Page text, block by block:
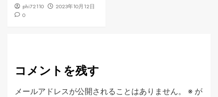
phi72110
2023年10月12日
0
コメントを残す
メールアドレスが公開されることはありません。 ※ が